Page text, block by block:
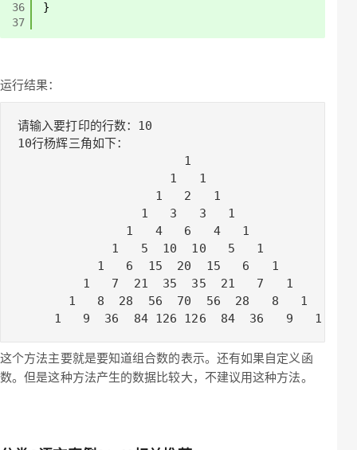
36
37
}
运行结果：
请输入要打印的行数：10
10行杨辉三角如下：
                       1
                     1   1
                   1   2   1
                 1   3   3   1
               1   4   6   4   1
             1   5  10  10   5   1
           1   6  15  20  15   6   1
         1   7  21  35  35  21   7   1
       1   8  28  56  70  56  28   8   1
     1   9  36  84 126 126  84  36   9   1
这个方法主要就是要知道组合数的表示。还有如果自定义函
数。但是这种方法产生的数据比较大，不建议用这种方法。